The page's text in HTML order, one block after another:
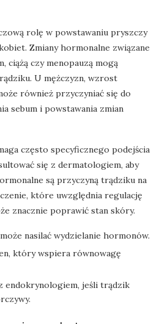
rolę w powstawaniu pryszczy
Zmiany hormonalne związane
ciążą czy menopauzą mogą
U mężczyzn, wzrost
również przyczyniać się do
sebum i powstawania zmian
często specyficznego podejścia
się z dermatologiem, aby
są przyczyną trądziku na
które uwzględnia regulację
znacznie poprawić stan skóry.
nasilać wydzielanie hormonów.
który wspiera równowagę
endokrynologiem, jeśli trądzik